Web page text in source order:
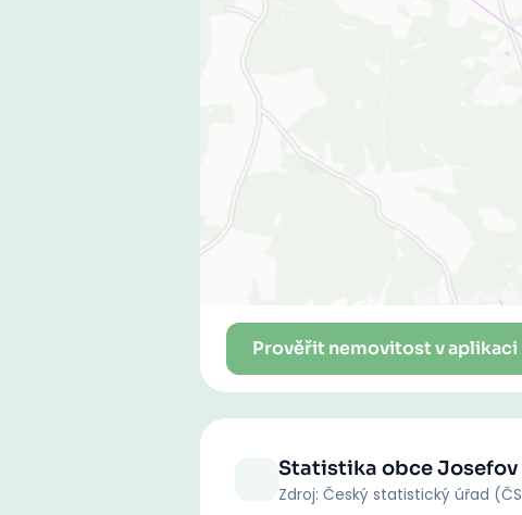
Prověřit nemovitost v aplikaci
Statistika obceJosefov
Zdroj: Český statistický úřad